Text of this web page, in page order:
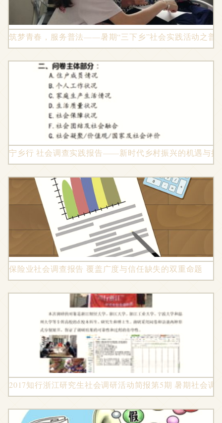
筑梦青春，服务普法——暑期“三下乡”社会实践活动之普
宁乡行 社会调查实践报告——新时代乡村振兴的机遇与挑
保险业社会调查报告 覆盖广度与信任缺失的双重命题
2017知行浙江研究生社会调研活动简报第5期 暑期社会调